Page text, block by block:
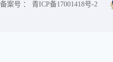
备案号 ： 青ICP备17001418号-2